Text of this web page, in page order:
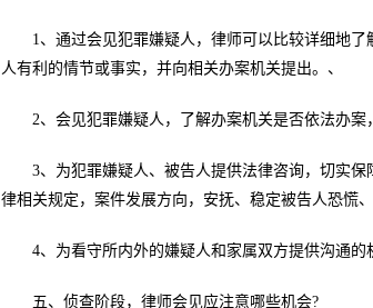
1、通过会见犯罪嫌疑人，律师可以比较详细地
人有利的情节或事实，并向相关办案机关提出。、
2、会见犯罪嫌疑人，了解办案机关是否依法办案
3、为犯罪嫌疑人、被告人提供法律咨询，切实
律相关规定，案件发展方向，安抚、稳定被告人恐慌
4、为看守所内外的嫌疑人和家属双方提供沟通的
五、侦查阶段，律师会见应注意哪些机会?